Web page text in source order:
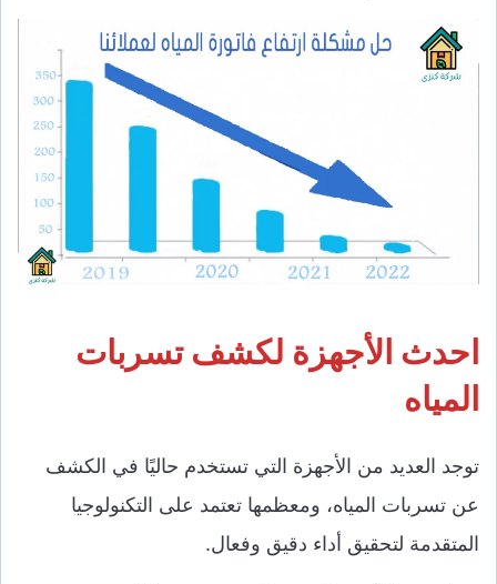
احدث الأجهزة لكشف تسربات
المياه
توجد العديد من الأجهزة التي تستخدم حاليًا في الكشف
عن تسربات المياه، ومعظمها تعتمد على التكنولوجيا
المتقدمة لتحقيق أداء دقيق وفعال.